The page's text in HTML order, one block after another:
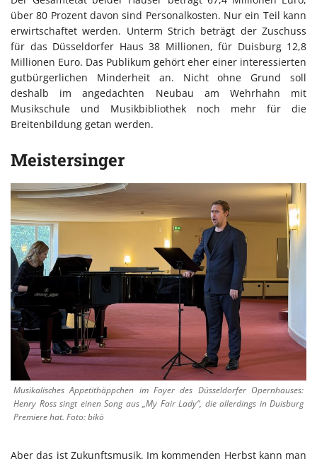
über 80 Prozent davon sind Personalkosten. Nur ein Teil kann
erwirtschaftet werden. Unterm Strich beträgt der Zuschuss
für das Düsseldorfer Haus 38 Millionen, für Duisburg 12,8
Millionen Euro. Das Publikum gehört eher einer interessierten
gutbürgerlichen Minderheit an. Nicht ohne Grund soll
deshalb im angedachten Neubau am Wehrhahn mit
Musikschule und Musikbibliothek noch mehr für die
Breitenbildung getan werden.
Meistersinger
Musikalisches Appetithäppchen im Foyer des Düsseldorfer Opernhauses:
Henry Ross singt einen Song aus „My Fair Lady“, die allerdings in Duisburg
Premiere hat. Foto: bikö
Aber das ist Zukunftsmusik. Im kommenden Herbst kann man